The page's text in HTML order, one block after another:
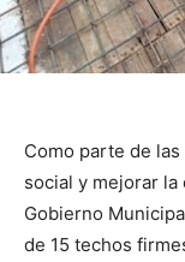
Como parte de
social y mejorar la
Gobierno
de 15 techos